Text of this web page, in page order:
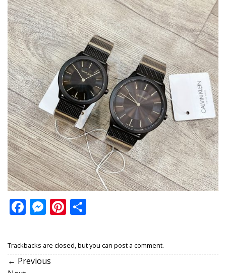
Facebook
Messenger
Pinterest
Trackbacks are closed, but you can post a comment.
← Previous